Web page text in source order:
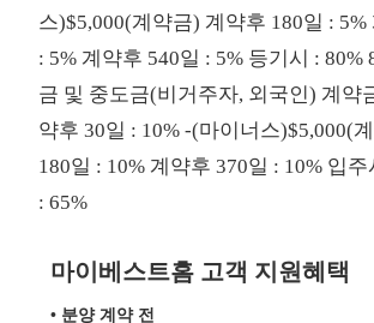
스)$5,000(계약금) 계약후 180일 : 5%
: 5% 계약후 540일 : 5% 등기시 : 80%
금 및 중도금(비거주자, 외국인) 계약
약후 30일 : 10% -(마이너스)$5,000(
180일 : 10% 계약후 370일 : 10% 입주
: 65%
마이베스트홈 고객 지원혜택
• 분양 계약 전